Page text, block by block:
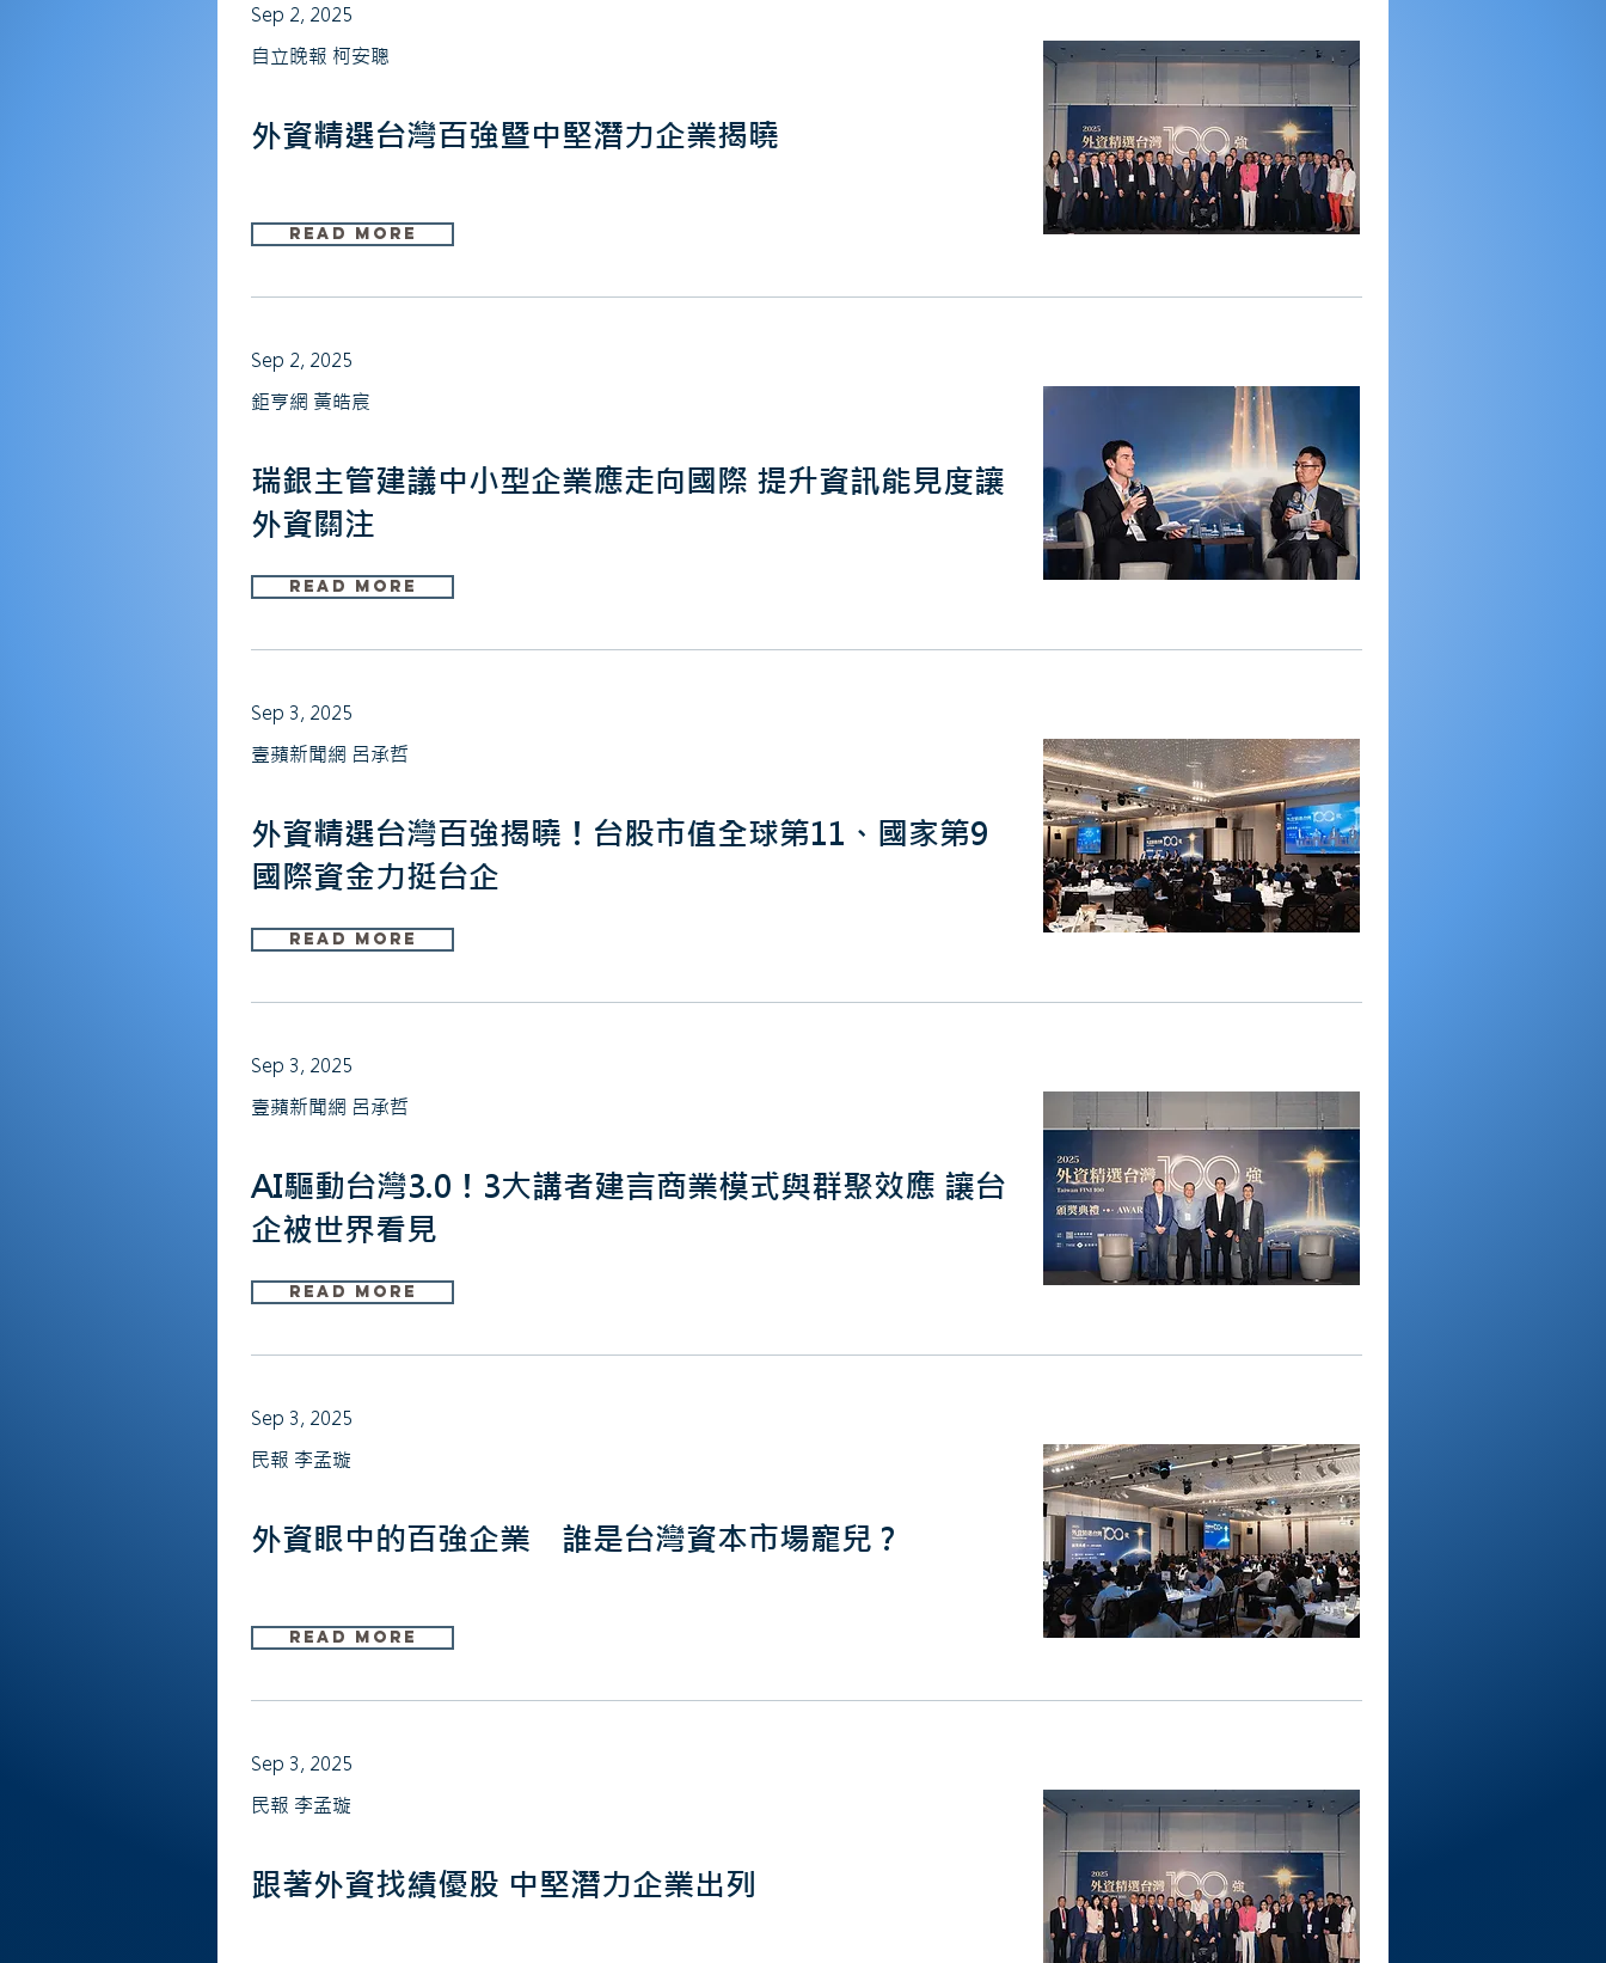
Sep 2, 2025
自立晚報 柯安聰
外資精選台灣百強暨中堅潛力企業揭曉
Read More
Sep 2, 2025
鉅亨網 黃皓宸
瑞銀主管建議中小型企業應走向國際 提升資訊能見度讓
外資關注
Read More
Sep 3, 2025
壹蘋新聞網 呂承哲
外資精選台灣百強揭曉！台股市值全球第11、國家第9
國際資金力挺台企
Read More
Sep 3, 2025
壹蘋新聞網 呂承哲
AI驅動台灣3.0！3大講者建言商業模式與群聚效應 讓台
企被世界看見
Read More
Sep 3, 2025
民報 李孟璇
外資眼中的百強企業 誰是台灣資本市場寵兒？
Read More
Sep 3, 2025
民報 李孟璇
跟著外資找績優股 中堅潛力企業出列